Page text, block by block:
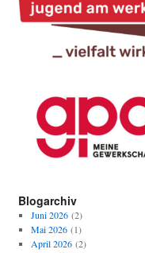
Blogarchiv
Juni 2026(2)
Mai 2026(1)
April 2026(2)